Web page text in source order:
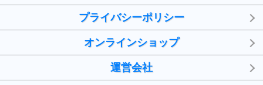
プライバシーポリシー
オンラインショップ
運営会社